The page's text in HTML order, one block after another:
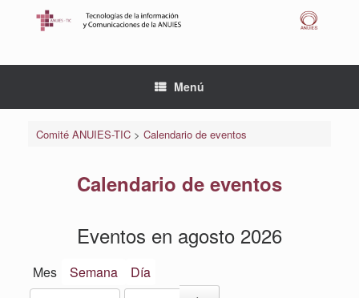
Menú
Comité ANUIES-TIC> Calendario de eventos
Calendario de eventos
Eventos en agosto 2026
Mes Semana Día